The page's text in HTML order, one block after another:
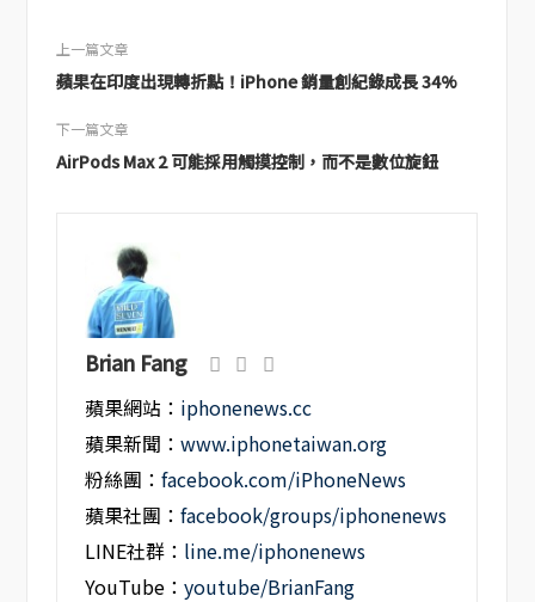
上一篇文章
蘋果在印度出現轉折點！iPhone 銷量創紀錄成長 34%
下一篇文章
AirPods Max 2 可能採用觸摸控制，而不是數位旋鈕
Brian Fang
蘋果網站： iphonenews.cc
蘋果新聞：www.iphonetaiwan.org
粉絲團：facebook.com/iPhoneNews
蘋果社團：facebook/groups/iphonenews
LINE社群： line.me/iphonenews
YouTube：youtube/BrianFang